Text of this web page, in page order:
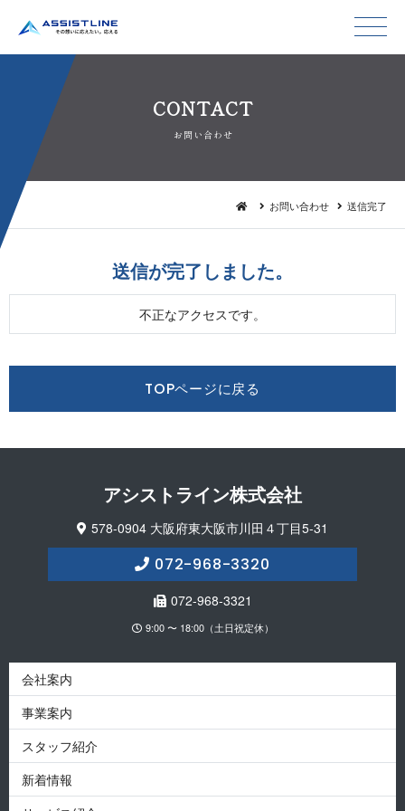
CON T A C T
お問 い 合 わ せ
お問い合わせ 送信完了
送信が完了し ま し た 。
不正なアクセスです。
TOPページに戻る
アシストライン 株 式 会 社
578-0904 大阪府東大阪市川田４丁目5-31
072-968-3320
072-968-3321
9:00 〜 18:00（土日祝定休）
会社案内
事業案内
スタッフ紹介
新着情報